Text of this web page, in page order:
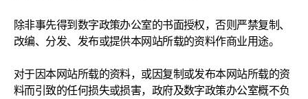
除非事先得到数字政策办公室的书面授权，否则严禁复制、
改编、分发、发布或提供本网站所载的资料作商业用途。
对于因本网站所载的资料，或因复制或发布本网站所载的资
料而引致的任何损失或损害，政府及数字政策办公室概不负